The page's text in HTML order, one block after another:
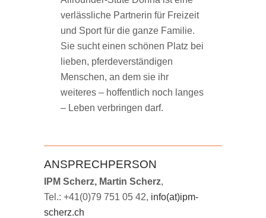
verlässliche Partnerin für Freizeit
und Sport für die ganze Familie.
Sie sucht einen schönen Platz bei
lieben, pferdeverständigen
Menschen, an dem sie ihr
weiteres – hoffentlich noch langes
– Leben verbringen darf.
ANSPRECHPERSON
IPM Scherz, Martin Scherz,
Tel.: +41(0)79 751 05 42, info(at)ipm-
scherz.ch